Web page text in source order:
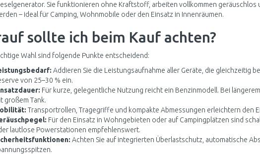
Sie funktionieren ohne Kraftstoff, arbeiten vollkommen geräuschlos
– ideal für Camping, Wohnmobile oder den Einsatz in Innenräumen.
sollte ich beim Kauf achten?
Wahl sind folgende Punkte entscheidend:
Addieren Sie die Leistungsaufnahme aller Geräte, die gleichzeitig
von 25–30 % ein.
Für kurze, gelegentliche Nutzung reicht ein Benzinmodell. Bei
großem Tank.
Transportrollen, Tragegriffe und kompakte Abmessungen erleichtern den
Für den Einsatz in Wohngebieten oder auf Campingplätzen sind
lautlose Powerstationen empfehlenswert.
Achten Sie auf integrierten Überlastschutz, automatische